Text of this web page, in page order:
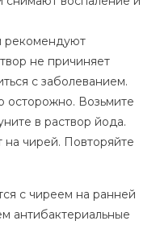
рекомендуют
не причиняет
с заболеванием.
осторожно. Возьмите
в раствор йода.
на чирей. Повторяйте
с чиреем на ранней
антибактериальные